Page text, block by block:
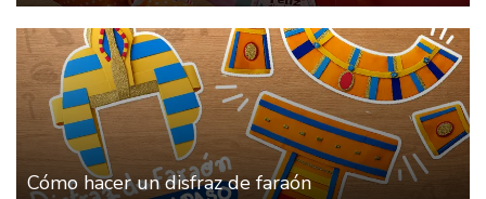
Cómo hacer un disfraz de faraón